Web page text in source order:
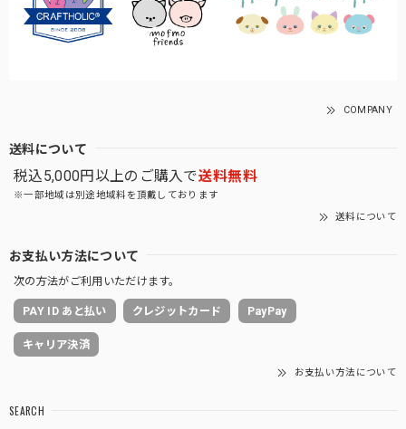
COMPANY
送料について
税込5,000円以上のご購入で送料無料
※一部地域は別途地域料を頂戴しております
送料について
お支払い方法について
次の方法がご利用いただけます。
PAY ID あと払い クレジットカード PayPay
キャリア決済
お支払い方法について
SEARCH